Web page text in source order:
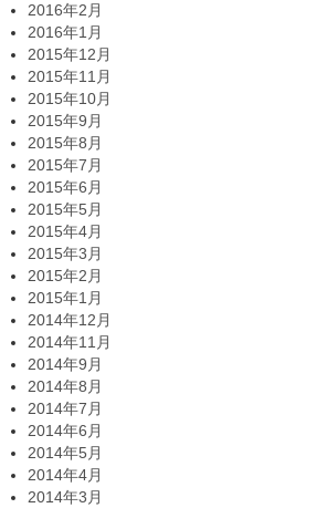
2016年2月
2016年1月
2015年12月
2015年11月
2015年10月
2015年9月
2015年8月
2015年7月
2015年6月
2015年5月
2015年4月
2015年3月
2015年2月
2015年1月
2014年12月
2014年11月
2014年9月
2014年8月
2014年7月
2014年6月
2014年5月
2014年4月
2014年3月